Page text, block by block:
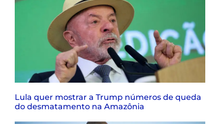
Lula quer mostrar a Trump números de queda
do desmatamento na Amazônia